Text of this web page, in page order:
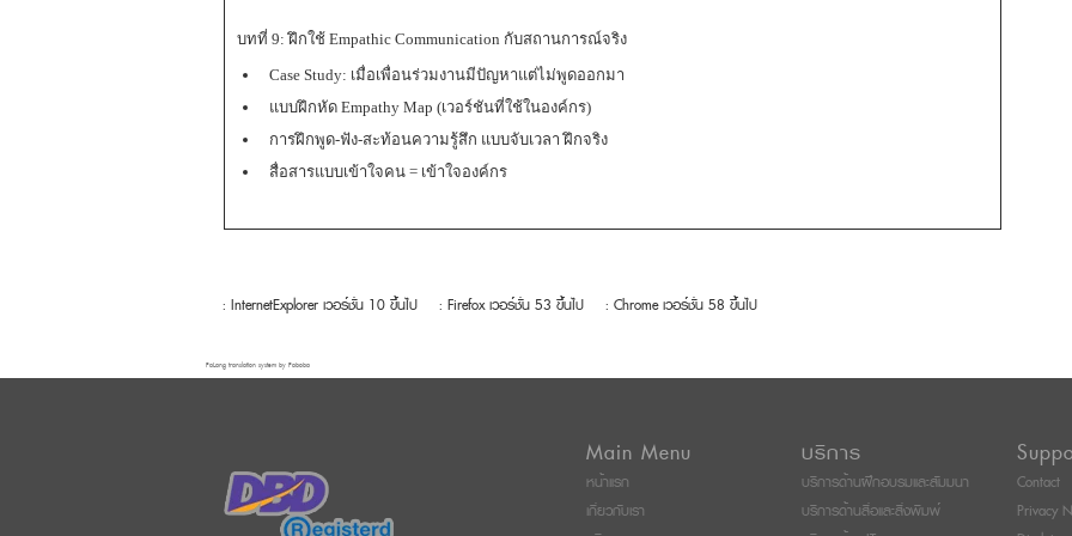
บทที่ 9: ฝึกใช้ Empathic Communication กับสถานการณ์จริง
Case Study: เมื่อเพื่อนร่วมงานมีปัญหาแต่ไม่พูดออกมา
แบบฝึกหัด Empathy Map (เวอร์ชันที่ใช้ในองค์กร)
การฝึกพูด-ฟัง-สะท้อนความรู้สึก แบบจับเวลา ฝึกจริง
สื่อสารแบบเข้าใจคน = เข้าใจองค์กร
: InternetExplorer เวอร์ชั่น 10 ขึ้นไป : Firefox เวอร์ชั่น 53 ขึ้นไป : Chrome เวอร์ชั่น 58 ขึ้นไป
FaLang translation system by Faboba
Main Menu
หน้าแรก
เกี่ยวกับเรา
บริการ
บริการด้านฝึกอบรมและสัมมนา
บริการด้านสื่อและสิ่งพิมพ์
Contact
Privacy